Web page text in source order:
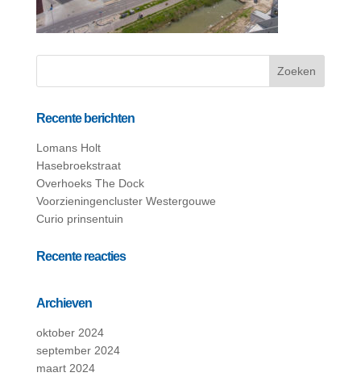
Recente berichten
Lomans Holt
Hasebroekstraat
Overhoeks The Dock
Voorzieningencluster Westergouwe
Curio prinsentuin
Recente reacties
Archieven
oktober 2024
september 2024
maart 2024